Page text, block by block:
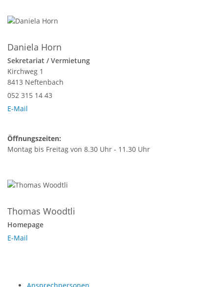
Daniela Horn
Sekretariat / Vermietung
Kirchweg 1
8413 Neftenbach
052 315 14 43
E-Mail
Öffnungszeiten:
Montag bis Freitag von 8.30 Uhr - 11.30 Uhr
Thomas Woodtli
Homepage
E-Mail